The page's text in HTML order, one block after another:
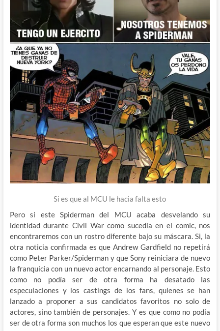
Si es que al MCU le hacia falta esto
Pero si este Spiderman del MCU acaba desvelando su
identidad durante Civil War como sucedía en el comic, nos
encontraremos con un rostro diferente bajo su máscara. Si, la
otra noticia confirmada es que Andrew Gardfield no repetirá
como Peter Parker/Spiderman y que Sony reiniciara de nuevo
la franquicia con un nuevo actor encarnando al personaje. Esto
como no podía ser de otra forma ha desatado las
especulaciones y los castings de los fans, quienes se han
lanzado a proponer a sus candidatos favoritos no solo de
actores, sino también de personajes. Y es que como no podía
ser de otra forma son muchos los que esperan que este nuevo